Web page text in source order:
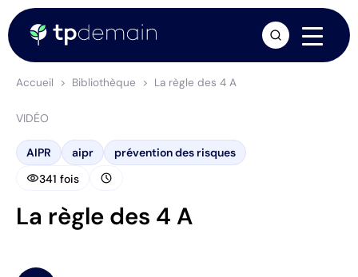
Accueil Bibliothèque La règle des 4 A
VIDÉO
AIPR aipr prévention des risques
visibility341 fois schedule
La règle des 4 A
arrow_forward